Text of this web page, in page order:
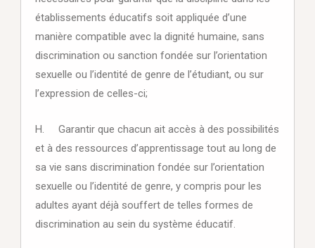
établissements éducatifs soit appliquée d’une
manière compatible avec la dignité humaine, sans
discrimination ou sanction fondée sur l’orientation
sexuelle ou l’identité de genre de l’étudiant, ou sur
l’expression de celles-ci;
H. Garantir que chacun ait accès à des possibilités
et à des ressources d’apprentissage tout au long de
sa vie sans discrimination fondée sur l’orientation
sexuelle ou l’identité de genre, y compris pour les
adultes ayant déjà souffert de telles formes de
discrimination au sein du système éducatif.